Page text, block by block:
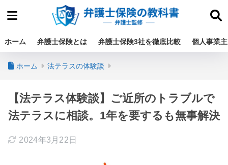
ホーム 弁護士保険とは 弁護士保険3社を徹底比較 個人事業
ホーム 法テラスの体験談
【法テラス体験談】ご近所のトラブルで
法テラスに相談。1年を要するも無事解決
2024年3月22日